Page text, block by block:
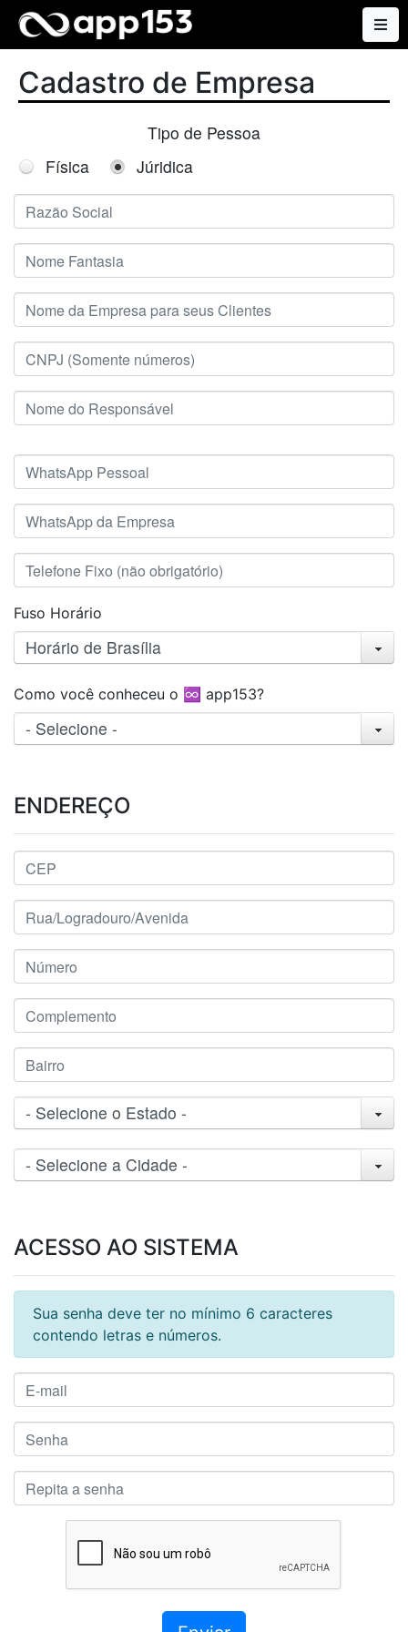
Cadastro de Empresa
Tipo de Pessoa
Física
Júridica
Fuso Horário
Horário de Brasília
Como você conheceu o ♾️ app153?
- Selecione -
ENDEREÇO
- Selecione o Estado -
- Selecione a Cidade -
ACESSO AO SISTEMA
Sua senha deve ter no mínimo 6 caracteres
contendo letras e números.